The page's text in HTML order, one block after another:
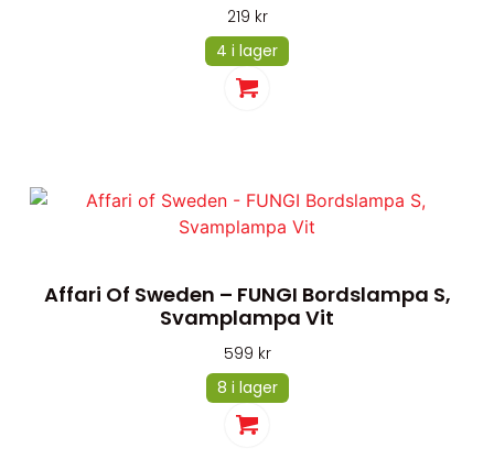
219 kr
4 i lager
Affari Of Sweden – FUNGI Bordslampa S,
Svamplampa Vit
599 kr
8 i lager